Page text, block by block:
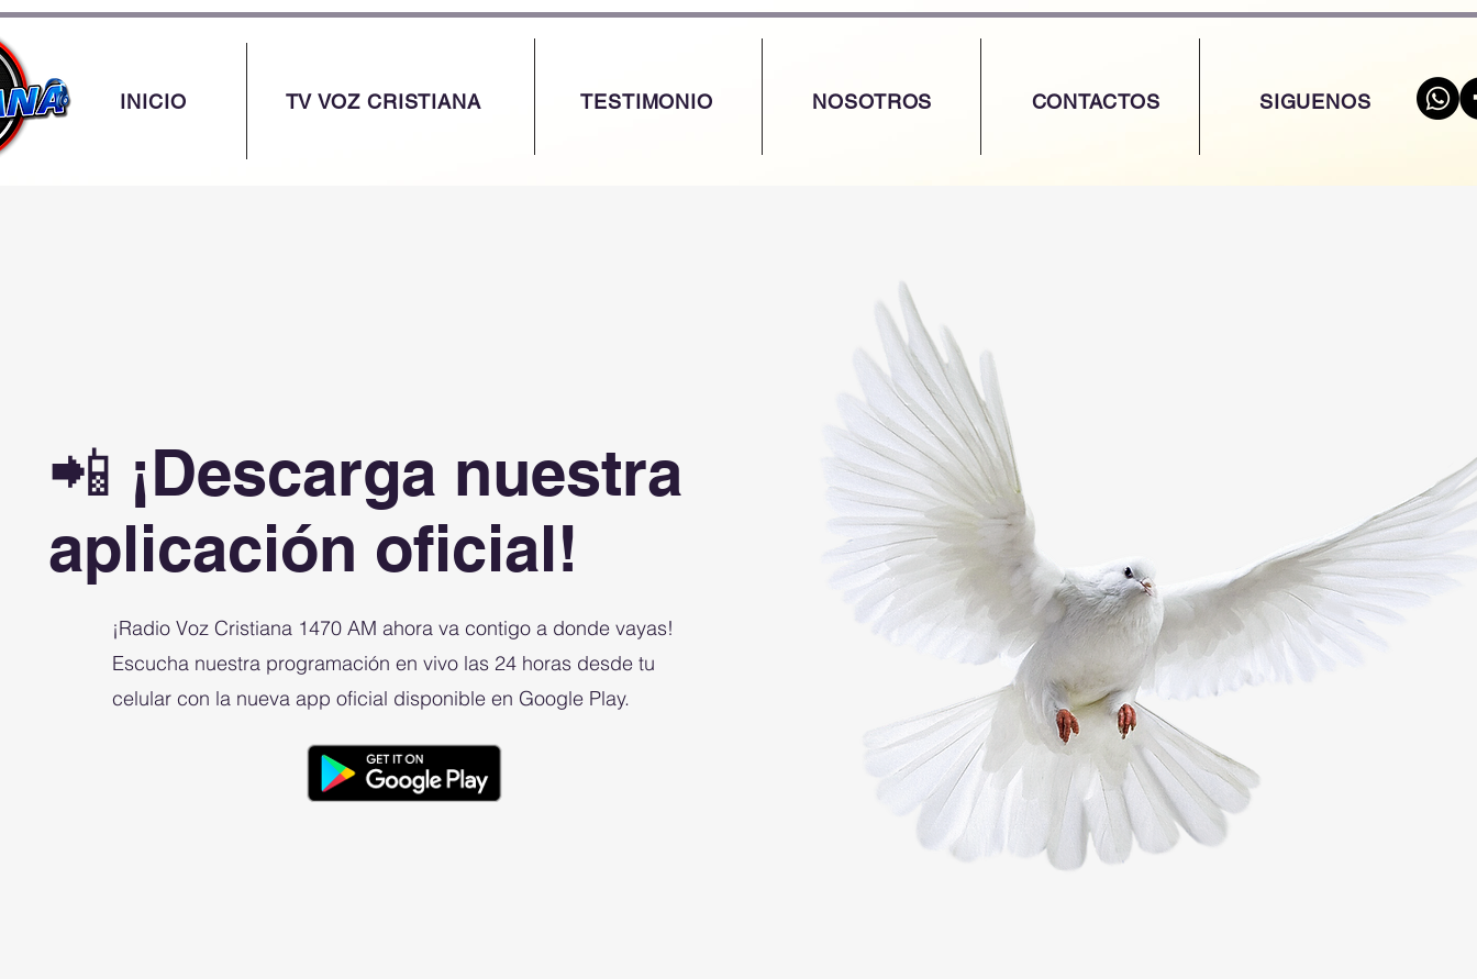
INICIO TV VOZ CRISTIANA TESTIMONIO NOSOTROS CONTACTOS SIGUENOS
📲 ¡Descarga nuestra
aplicación oficial!
¡Radio Voz Cristiana 1470 AM ahora va contigo a donde vayas!
Escucha nuestra programación en vivo las 24 horas desde tu
celular con la nueva app oficial disponible en Google Play.